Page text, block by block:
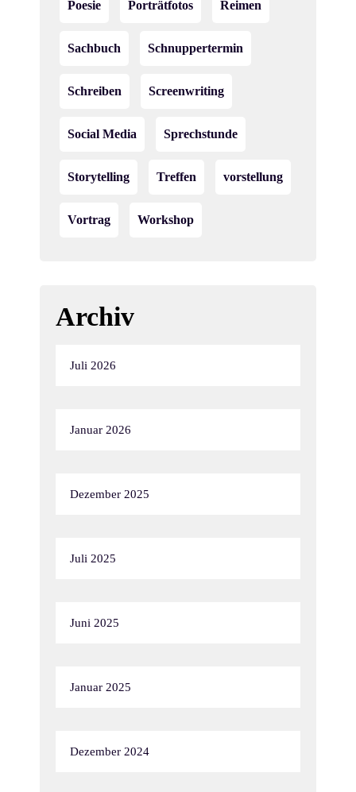
Poesie Porträtfotos Reimen
Sachbuch Schnuppertermin
Schreiben Screenwriting
Social Media Sprechstunde
Storytelling Treffen vorstellung
Vortrag Workshop
Archiv
Juli 2026
Januar 2026
Dezember 2025
Juli 2025
Juni 2025
Januar 2025
Dezember 2024